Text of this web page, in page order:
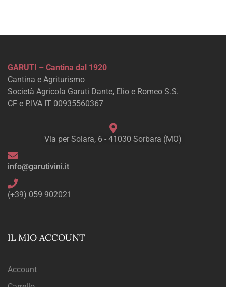
GARUTI – Cantina dal 1920
Cantina e Agriturismo
Società Agricola Garuti Dante, Elio e Romeo S.S.
CF e P.IVA IT 00935560367
Via per Solara, 6 - 41030 Sorbara (MO)
info@garutivini.it
(+39) 059 902021
IL MIO ACCOUNT
Account